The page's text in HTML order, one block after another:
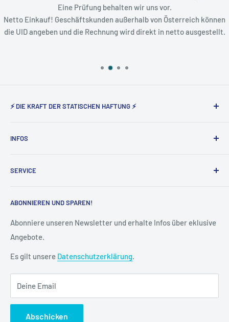
Eine Prüfung behalten wir uns vor.
Netto Einkauf! Geschäftskunden außerhalb von Österreich können
die UID angeben und die Rechnung wird direkt in netto ausgestellt.
⚡ DIE KRAFT DER STATISCHEN HAFTUNG ⚡
Vertrieb der elektrostatisch haftenden Produkte von Tesla
INFOS
Impressum
Datenschutz
Cookie-Einstellungen
SERVICE
Vertrag widerrufen
Versand & Lieferung
Kontakt
FAQ
ABONNIEREN UND SPAREN!
Abonniere unseren Newsletter und erhalte Infos über eklusive
Angebote.
Es gilt unsere Datenschutzerklärung.
Deine Email
Abschicken